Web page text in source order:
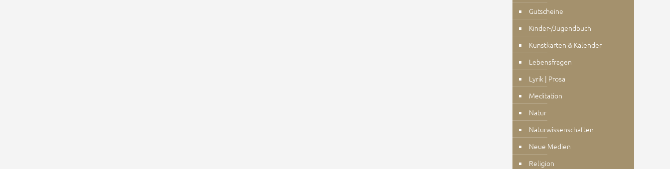
Gutscheine
Kinder-/Jugendbuch
Kunstkarten & Kalender
Lebensfragen
Lyrik | Prosa
Meditation
Natur
Naturwissenschaften
Neue Medien
Religion